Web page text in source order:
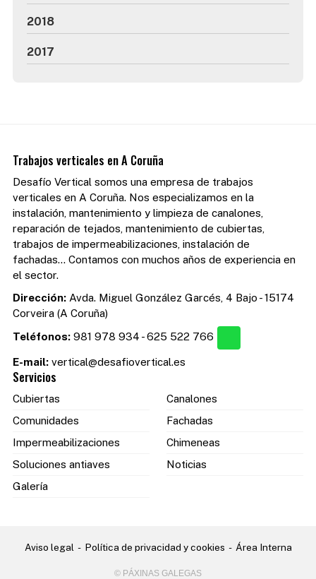
2018
2017
Trabajos verticales en A Coruña
Desafío Vertical somos una empresa de trabajos
verticales en A Coruña. Nos especializamos en la
instalación, mantenimiento y limpieza de canalones,
reparación de tejados, mantenimiento de cubiertas,
trabajos de impermeabilizaciones, instalación de
fachadas... Contamos con muchos años de experiencia en
el sector.
Dirección: Avda. Miguel González Garcés, 4 Bajo - 15174
Corveira (A Coruña)
Teléfonos: 981 978 934 -625 522 766
E-mail: vertical@desafiovertical.es
Servicios
Cubiertas
Canalones
Comunidades
Fachadas
Impermeabilizaciones
Chimeneas
Soluciones antiaves
Noticias
Galería
Aviso legal - Política de privacidad y cookies - Área Interna
© PÁXINAS GALEGAS